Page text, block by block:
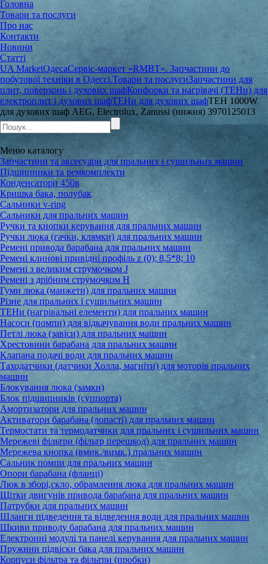
Головна
Товари та послуги
Про нас
Контакти
Новини
Статті
UA MarketОдесаСервіс-маркет «RMBT». Запчастини до
побутової техніки в Одессі.Товари та послугиЗапчастини для
плит, поверхонь і духових шафКонфорки та нагрівачі (ТЕНи) для
електроплит і духових шафТЕНи для духових шафТЕН 1000W
для духових шаф AEG, Electrolux, Zanussi (нижня) 3970125013
Меню каталогу
Запчастини та аксесуари для пральних і сушильних машин
Підшипники та ремкомплекти
Конденсатори 450в
Кришка бака, полубак
Сальники v-ring
Сальники для пральних машин
Ручки та кнопки керування для пральних машин
Ручки люка (гачки, клямки) для пральних машин
Ремені привода барабана для пральних машин
Ремені клинові привідні профіль z (0); 8,5*8; 10
Ремені з великим струмочком J
Ремені з дрібним струмочком Н
Гуми люка (манжети) для пральних машин
Різне для пральних і сушильних машин
ТЕНи (нагрівальні елементи) для пральних машин
Насоси (помпи) для відкачування води пральних машин
Петлі люка (завіси) для пральних машин
Хрестовини барабана для пральних машин
Клапана подачі води для пральних машин
Таходатчики (датчики Холла, магніти) для моторів пральних
машин
Блокування люка (замки)
Блок підшипників (суппорта)
Амортизатори для пральних машин
Активатори барабана (лопасті) для пральних машин
Термостати та термодатчики для пральних і сушильних машин
Мережеві фільтри (фільтр перешкод) для пральних машин
Мережева кнопка (вмик./вимк.) пральних машин
Сальник помпи для пральних машин
Опори барабана (фланці)
Люк в зборі,скло, обрамлення люка для пральних машин
Щітки двигунів привода барабана для пральних машин
Патрубки для пральних машин
Шланги підведення та відведення води для пральних машин
Шкиви приводу барабана для пральних машин
Електронні модулі та панелі керування для пральних машин
Пружини підвіски бака для пральних машин
Корпуси фільтра та фільтри (пробки)